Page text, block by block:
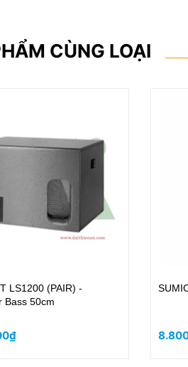
CÙNG LOẠI
ADS-320
JA